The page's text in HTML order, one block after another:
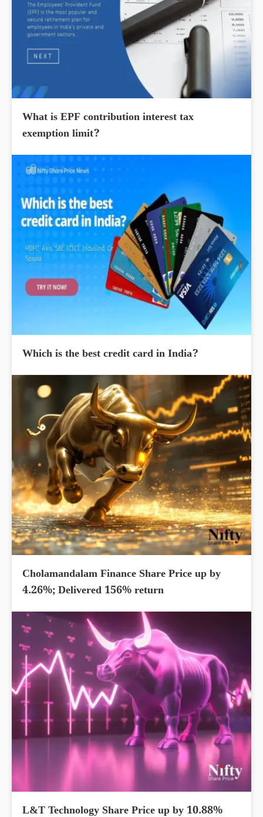
What is EPF contribution interest tax
exemption limit?
Which is the best credit card in India?
Cholamandalam Finance Share Price up by
4.26%; Delivered 156% return
L&T Technology Share Price up by 10.88%